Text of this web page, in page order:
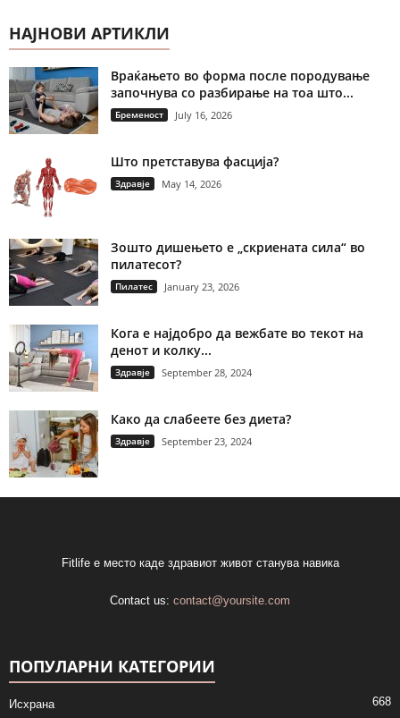
НАЈНОВИ АРТИКЛИ
Враќањето во форма после породување
започнува со разбирање на тоа што...
Бременост July 16, 2026
Што претставува фасција?
Здравје May 14, 2026
Зошто дишењето е „скриената сила“ во
пилатесот?
Пилатес January 23, 2026
Кога е најдобро да вежбате во текот на
денот и колку...
Здравје September 28, 2024
Како да слабеете без диета?
Здравје September 23, 2024
Fitlife е место каде здравиот живот станува навика
Contact us: contact@yoursite.com
ПОПУЛАРНИ КАТЕГОРИИ
Исхрана 668